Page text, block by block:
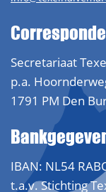
Secretariaat
p.a.
1791 PM Den
IBAN: NL54
t.a.v. Stichting